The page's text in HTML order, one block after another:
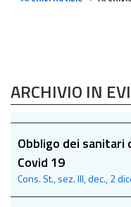
ARCHIVIO IN
Obbligo dei
Covid 19
Cons. St., sez. III, dec., 2